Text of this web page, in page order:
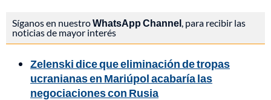
Síganos en nuestroWhatsApp Channel , para recibir las
noticias de mayor interés
Zelenski dice que eliminación de tropas
ucranianas en Mariúpol acabaría las
negociaciones con Rusia